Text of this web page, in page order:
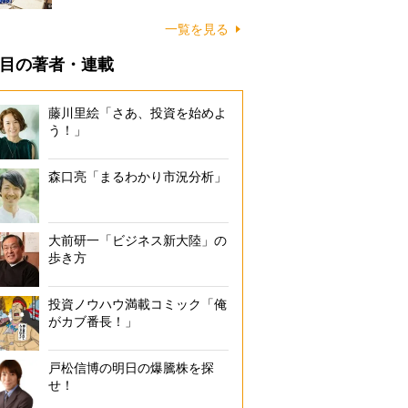
一覧を見る
の著者・連載
藤川里絵「さあ、投資を始めよ
う！」
森口亮「まるわかり市況分析」
大前研一「ビジネス新大陸」の
歩き方
投資ノウハウ満載コミック「俺
がカブ番長！」
戸松信博の明日の爆騰株を探
せ！